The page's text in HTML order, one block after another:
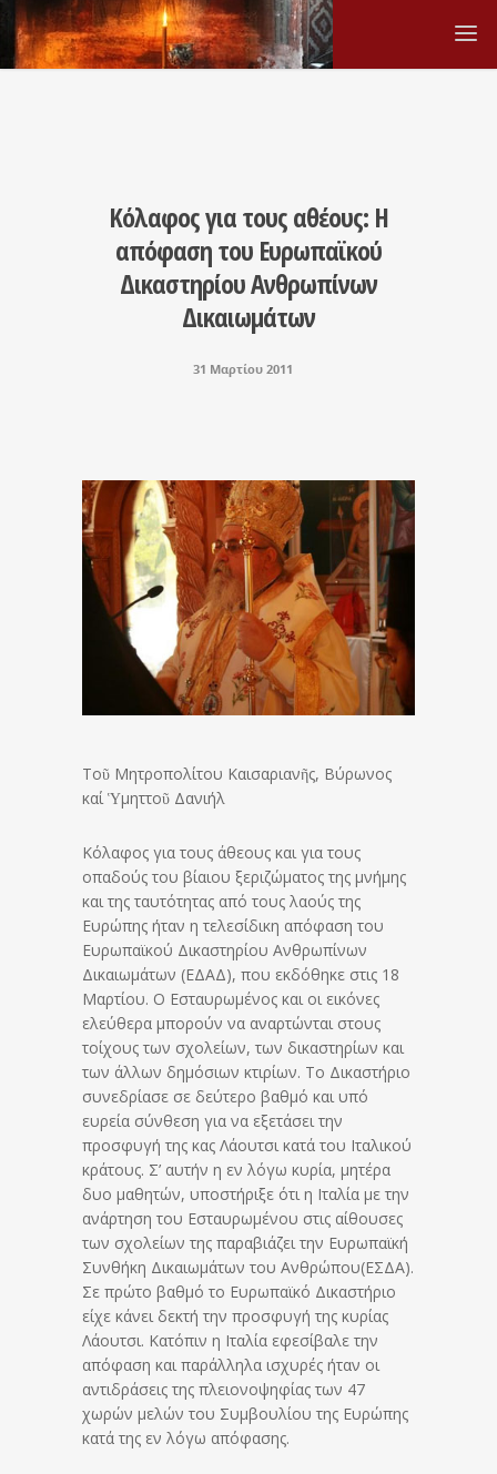
Κόλαφος για τους αθέους: Η
απόφαση του Ευρωπαϊκού
Δικαστηρίου Ανθρωπίνων
Δικαιωμάτων
31 Μαρτίου 2011
Tοῦ Μητροπολίτου Καισαριανῆς, Βύρωνος
καί Ὑμηττοῦ Δανιήλ
Κόλαφος για τους άθεους και για τους
οπαδούς του βίαιου ξεριζώματος της μνήμης
και της ταυτότητας από τους λαούς της
Ευρώπης ήταν η τελεσίδικη απόφαση του
Ευρωπαϊκού Δικαστηρίου Ανθρωπίνων
Δικαιωμάτων (ΕΔΑΔ), που εκδόθηκε στις 18
Μαρτίου. Ο Εσταυρωμένος και οι εικόνες
ελεύθερα μπορούν να αναρτώνται στους
τοίχους των σχολείων, των δικαστηρίων και
των άλλων δημόσιων κτιρίων. Το Δικαστήριο
συνεδρίασε σε δεύτερο βαθμό και υπό
ευρεία σύνθεση για να εξετάσει την
προσφυγή της κας Λάουτσι κατά του Ιταλικού
κράτους. Σ’ αυτήν η εν λόγω κυρία, μητέρα
δυο μαθητών, υποστήριξε ότι η Ιταλία με την
ανάρτηση του Εσταυρωμένου στις αίθουσες
των σχολείων της παραβιάζει την Ευρωπαϊκή
Συνθήκη Δικαιωμάτων του Ανθρώπου(ΕΣΔΑ).
Σε πρώτο βαθμό το Ευρωπαϊκό Δικαστήριο
είχε κάνει δεκτή την προσφυγή της κυρίας
Λάουτσι. Κατόπιν η Ιταλία εφεσίβαλε την
απόφαση και παράλληλα ισχυρές ήταν οι
αντιδράσεις της πλειονοψηφίας των 47
χωρών μελών του Συμβουλίου της Ευρώπης
κατά της εν λόγω απόφασης.